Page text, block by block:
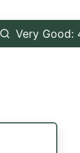
Very Good: